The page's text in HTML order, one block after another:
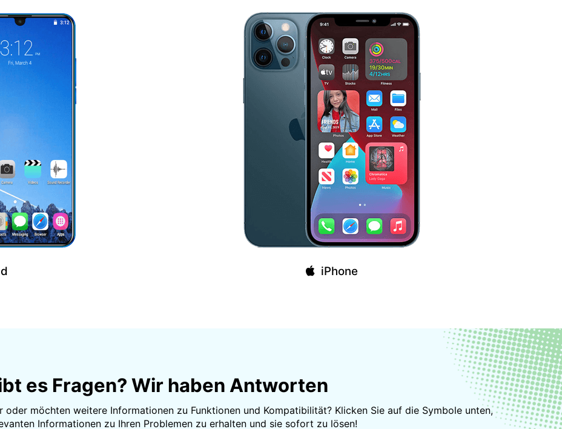
iPhone
es Fragen? Wir haben Antworten
möchten weitere Informationen zu Funktionen und Kompatibilität? Klicken Sie auf die Symbole unten,
Informationen zu Ihren Problemen zu erhalten und sie sofort zu lösen!